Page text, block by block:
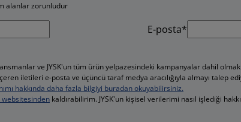
alanlar zorunludur
E-posta*
ve JYSK'un tüm ürün yelpazesindeki kampanyalar dahil
iletileri e-posta ve üçüncü taraf medya aracılığıyla almayı talep
hakkında daha fazla bilgiyi buradan okuyabilirsiniz.
websitesinden kaldırabilirim. JYSK'un kişisel verilerimi nasıl işlediği